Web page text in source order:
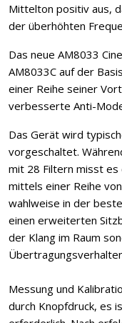
Mittelton positiv aus,
der überhöhten
Das neue AM8033
AM8033C auf der
einer Reihe seiner
verbesserte Anti-
Das Gerät wird
vorgeschaltet.
mit 28 Filtern misst es
mittels einer Reihe
wahlweise in der
einen erweiterten
der Klang im Raum
Messung und
durch Knopfdruck, es